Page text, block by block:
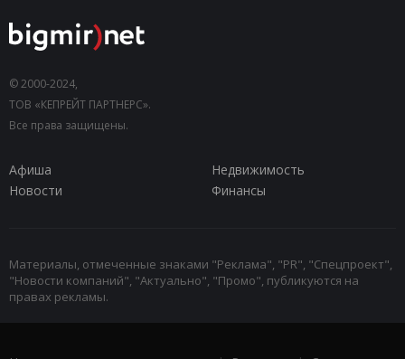
© 2000-2024,
ТОВ «КЕПРЕЙТ ПАРТНЕРС».
Все права защищены.
Афиша
Недвижимость
Новости
Финансы
Материалы, отмеченные знаками "Реклама", "PR", "Спецпроект",
"Новости компаний", "Актуально", "Промо", публикуются на
правах рекламы.